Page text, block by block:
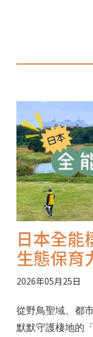
發展與環境負荷
喊出「觀光立國
的永續轉型之路
特約記者遠赴泰
遊論壇，並深入
勢與在地實踐案
本趟行程由泰國
響新聞獨立性。
日本全能
生態保育
2026年05月25日
從野鳥聖域、都
默默守護棲地的